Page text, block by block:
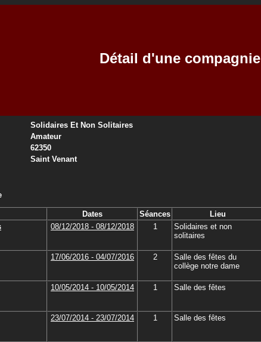
Détail d'une compagnie
Solidaires Et Non Solitaires
Amateur
62350
Saint Venant
Dates Séances Lieu
08/12/2018 - 08/12/2018 1
Solidaires et non
solitaires
17/06/2016 - 04/07/2016 2
Salle des fêtes du
collège notre dame
10/05/2014 - 10/05/2014 1 Salle des fêtes
23/07/2014 - 23/07/2014 1 Salle des fêtes